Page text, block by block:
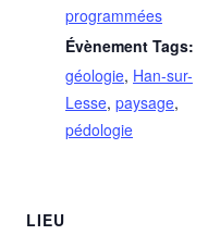
programmées
Évènement Tags:
géologie, Han-sur-
Lesse, paysage,
pédologie
LIEU